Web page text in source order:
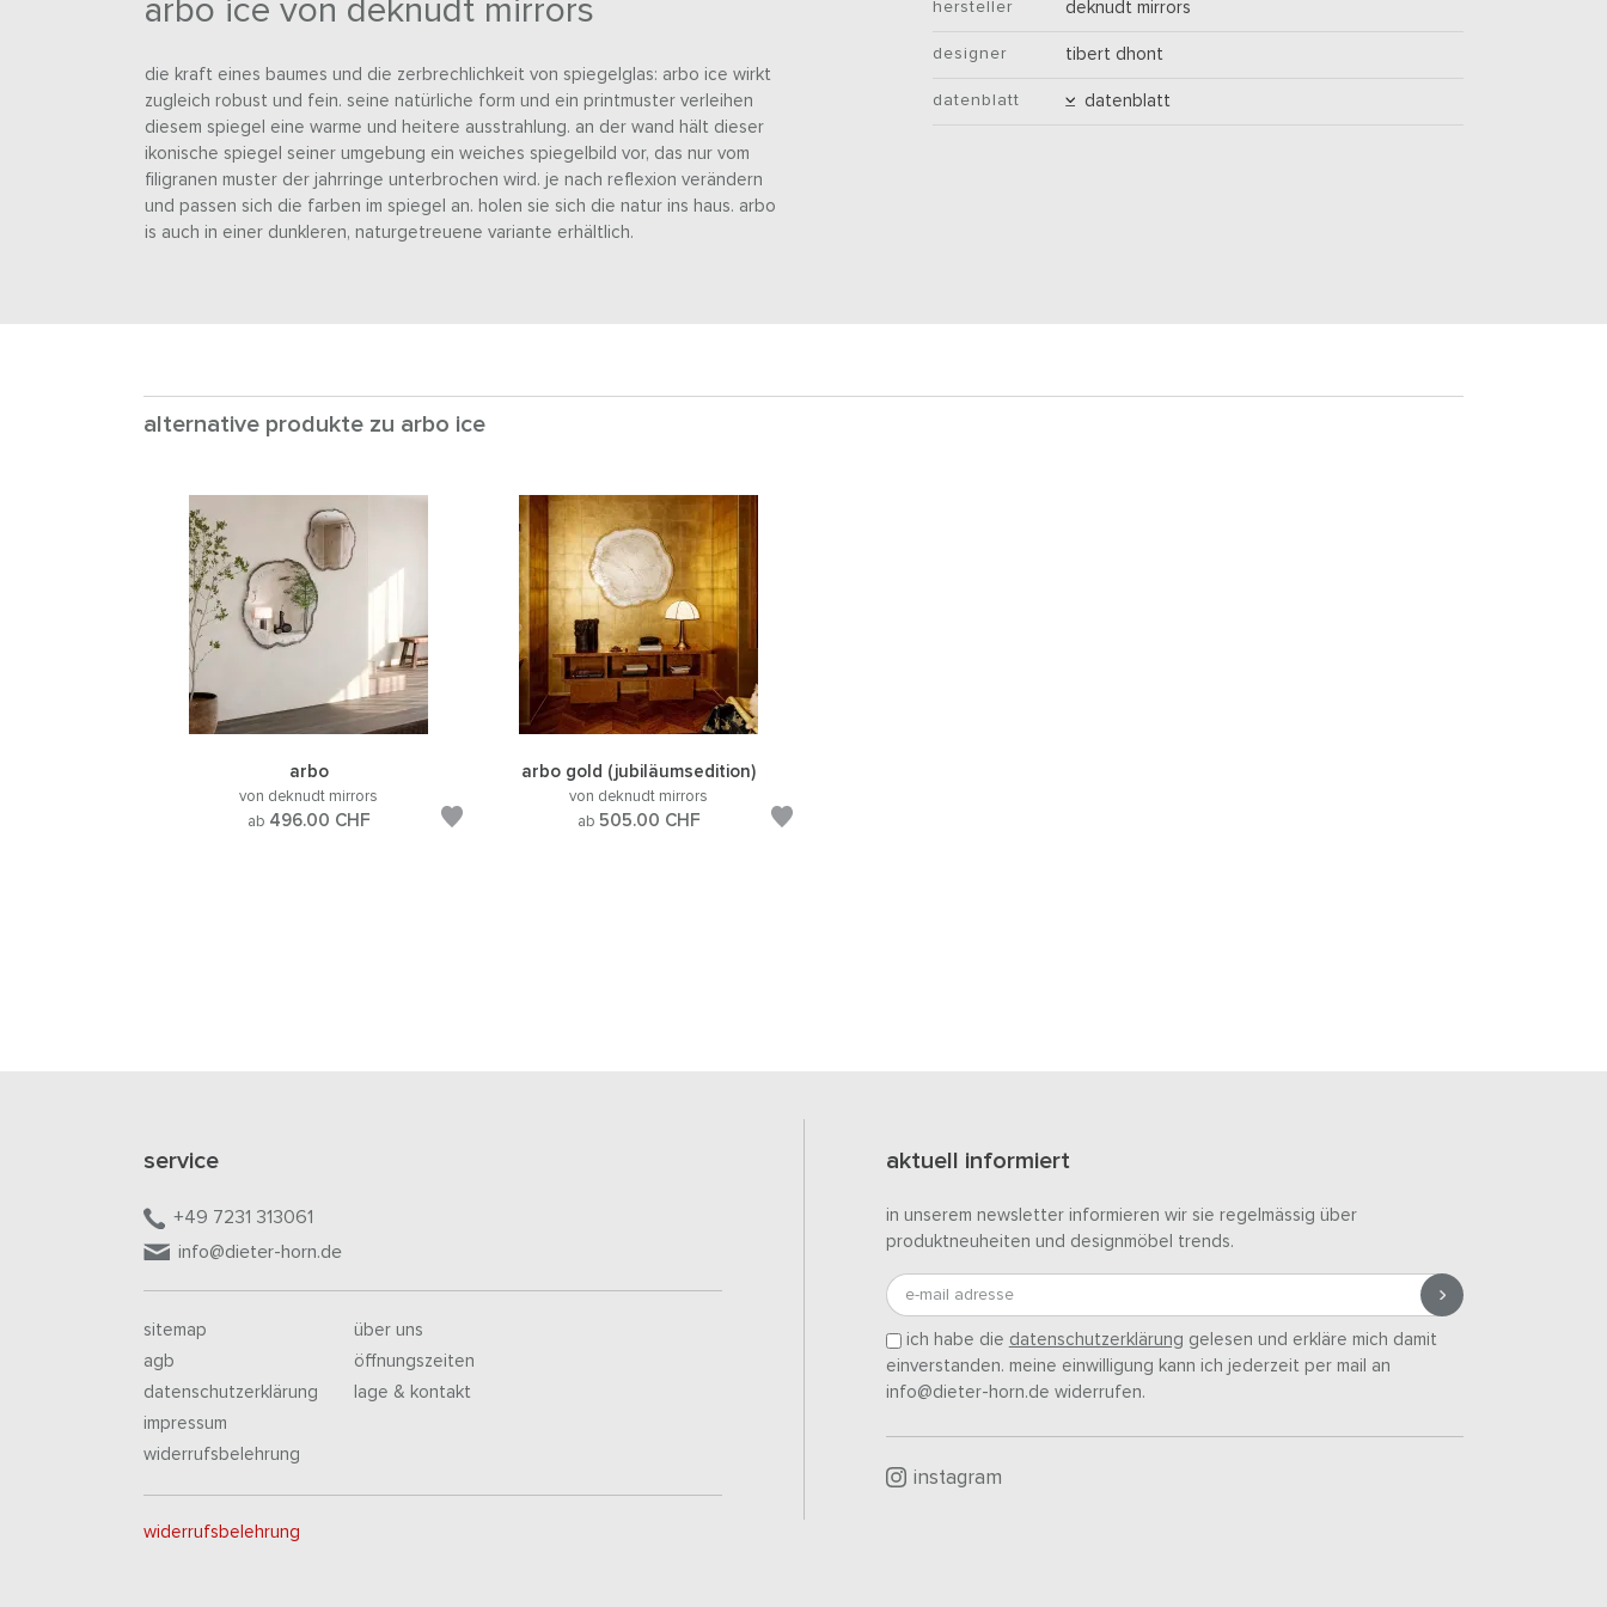
arbo ice von deknudt mirrors
die kraft eines baumes und die zerbrechlichkeit von spiegelglas: arbo ice wirkt
zugleich robust und fein. seine natürliche form und ein printmuster verleihen
diesem spiegel eine warme und heitere ausstrahlung. an der wand hält dieser
ikonische spiegel seiner umgebung ein weiches spiegelbild vor, das nur vom
filigranen muster der jahrringe unterbrochen wird. je nach reflexion verändern
und passen sich die farben im spiegel an. holen sie sich die natur ins haus. arbo
is auch in einer dunkleren, naturgetreuene variante erhältlich.
hersteller deknudt mirrors
designer tibert dhont
datenblatt datenblatt
alternative produkte zu arbo ice
arbo
von deknudt mirrors
ab 496.00 CHF
arbo gold (jubiläumsedition)
von deknudt mirrors
ab 505.00 CHF
service
+49 7231 313061
info@dieter-horn.de
sitemap
agb
datenschutzerklärung
impressum
widerrufsbelehrung
über uns
öffnungszeiten
lage & kontakt
widerrufsbelehrung
aktuell informiert
in unserem newsletter informieren wir sie regelmässig über
produktneuheiten und designmöbel trends.
e-mail adresse
ich habe die datenschutzerklärung gelesen und erkläre mich damit
einverstanden. meine einwilligung kann ich jederzeit per mail an
info@dieter-horn.de widerrufen.
instagram